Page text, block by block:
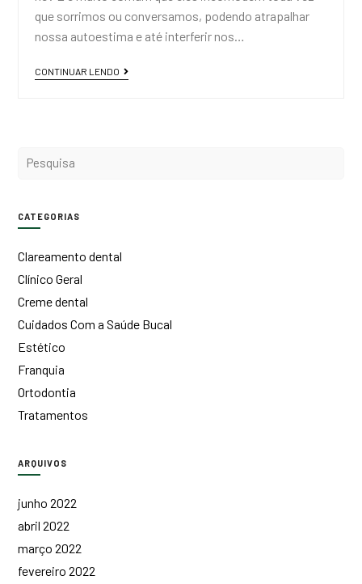
que sorrimos ou conversamos, podendo atrapalhar
nossa autoestima e até interferir nos…
CONTINUAR LENDO
CATEGORIAS
Clareamento dental
Clínico Geral
Creme dental
Cuidados Com a Saúde Bucal
Estético
Franquia
Ortodontia
Tratamentos
ARQUIVOS
junho 2022
abril 2022
março 2022
fevereiro 2022